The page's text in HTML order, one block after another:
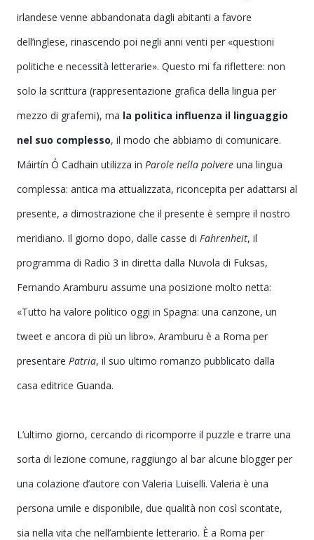
irlandese venne abbandonata dagli abitanti a favore
dell’inglese, rinascendo poi negli anni venti per «questioni
politiche e necessità letterarie». Questo mi fa riflettere: non
solo la scrittura (rappresentazione grafica della lingua per
mezzo di grafemi), ma la politica influenza il linguaggio
nel suo complesso, il modo che abbiamo di comunicare.
Máirtín Ó Cadhain utilizza in Parole nella polvere una lingua
complessa: antica ma attualizzata, riconcepita per adattarsi al
presente, a dimostrazione che il presente è sempre il nostro
meridiano. Il giorno dopo, dalle casse di Fahrenheit, il
programma di Radio 3 in diretta dalla Nuvola di Fuksas,
Fernando Aramburu assume una posizione molto netta:
«Tutto ha valore politico oggi in Spagna: una canzone, un
tweet e ancora di più un libro». Aramburu è a Roma per
presentare Patria, il suo ultimo romanzo pubblicato dalla
casa editrice Guanda.
L’ultimo giorno, cercando di ricomporre il puzzle e trarre una
sorta di lezione comune, raggiungo al bar alcune blogger per
una colazione d’autore con Valeria Luiselli. Valeria è una
persona umile e disponibile, due qualità non così scontate,
sia nella vita che nell’ambiente letterario. È a Roma per